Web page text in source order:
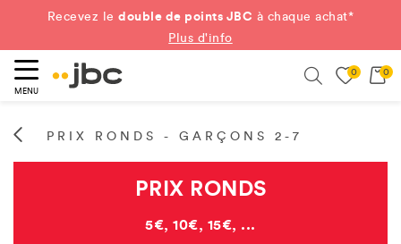
Recevez ledouble de points JBC à chaque achat*
Plus d'info
MENU
0 0
PRIX RONDS - GARÇONS 2-7
PRIX RONDS
5€, 10€, 15€, ...